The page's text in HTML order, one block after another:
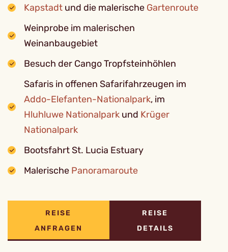
Kapstadt und die malerische Gartenroute
Weinprobe im malerischen
Weinanbaugebiet
Besuch der Cango Tropfsteinhöhlen
Safaris in offenen Safarifahrzeugen im
Addo-Elefanten-Nationalpark, im
Hluhluwe Nationalpark und Krüger
Nationalpark
Bootsfahrt St. Lucia Estuary
Malerische Panoramaroute
REISE
ANFRAGEN
REISE
DETAILS